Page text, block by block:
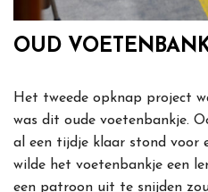
OUD
Het tweede opknap project
was dit oude voetenbankje.
al een tijdje klaar stond voor
wilde het voetenbankje een
een patroon uit te snijden